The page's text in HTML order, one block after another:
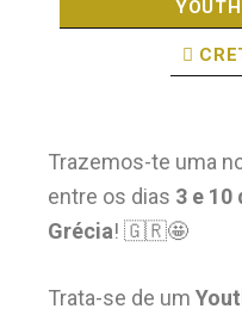
Trazemos-te uma
entre os dias 3 e 10
Grécia! 🇬🇷🤩
Trata-se de um